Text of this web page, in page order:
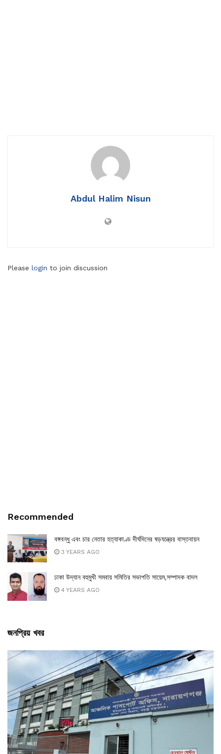
Abdul Halim Nisun
Please login to join discussion
Recommended
বঙ্গবন্ধু এবং চার নেতার হত্যাকাণ্ড দীর্ঘদিনের ষড়যন্ত্রের বাস্তবায়ন
3 YEARS AGO
ঢাকা উদ্যান বহুমুখী সমবায় সমিতির সভাপতি সায়েম,সম্পাদক বাদল
4 YEARS AGO
জনপ্রিয় খবর